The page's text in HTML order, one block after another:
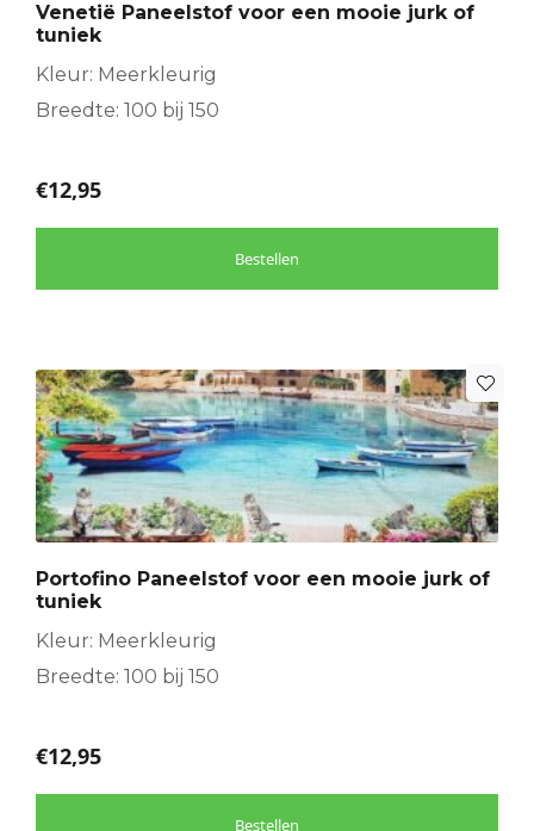
Venetië Paneelstof voor een mooie jurk of
tuniek
Kleur: Meerkleurig
Breedte: 100 bij 150
€12,95
Bestellen
Portofino Paneelstof voor een mooie jurk of
tuniek
Kleur: Meerkleurig
Breedte: 100 bij 150
€12,95
Bestellen